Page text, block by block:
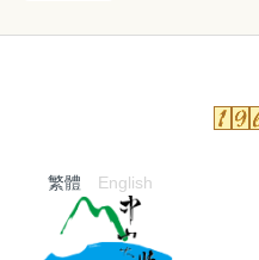
繁體 English